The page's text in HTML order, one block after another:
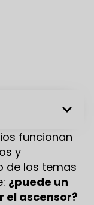
funcionan
y
de los temas
¿puede un
el ascensor?